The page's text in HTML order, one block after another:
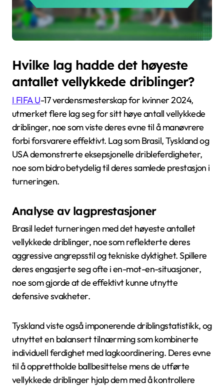
Hvilke lag hadde det høyeste
antallet vellykkede driblinger?
I FIFA U-17 verdensmesterskap for kvinner 2024,
utmerket flere lag seg for sitt høye antall vellykkede
driblinger, noe som viste deres evne til å manøvrere
forbi forsvarere effektivt. Lag som Brasil, Tyskland og
USA demonstrerte eksepsjonelle dribleferdigheter,
noe som bidro betydelig til deres samlede prestasjon i
turneringen.
Analyse av lagprestasjoner
Brasil ledet turneringen med det høyeste antallet
vellykkede driblinger, noe som reflekterte deres
aggressive angrepsstil og tekniske dyktighet. Spillere
deres engasjerte seg ofte i en-mot-en-situasjoner,
noe som gjorde at de effektivt kunne utnytte
defensive svakheter.
Tyskland viste også imponerende driblingstatistikk, og
utnyttet en balansert tilnærming som kombinerte
individuell ferdighet med lagkoordinering. Deres evne
til å opprettholde ballbesittelse mens de utførte
vellykkede driblinger hjalp dem med å kontrollere